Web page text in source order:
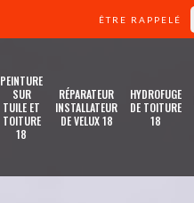
ÊTRE RAPPELÉ
PEINTURE
SUR
TUILE ET
TOITURE
18
RÉPARATEUR
INSTALLATEUR
DE VELUX 18
HYDROFUGE
DE TOITURE
18